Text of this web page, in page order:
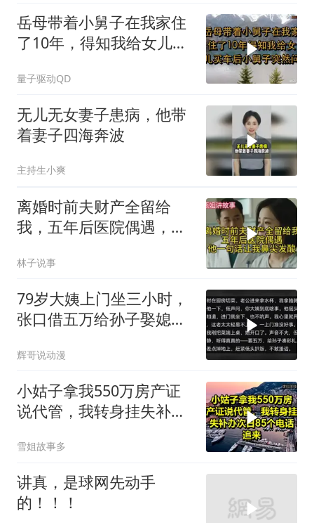
岳母带着小舅子在我家住
了10年，得知我给女儿买
量子驱动QD
无儿无女妻子患病，他带
着妻子四海奔波
主持生小爽
离婚时前夫财产全留给
我，五年后医院偶遇，他
林子说事
79岁大姨上门坐三小时，
张口借五万给孙子娶媳
当场翻脸！
辉哥说动漫
小姑子拿我550万房产证
说代管，我转身挂失补办
雪姐故事多
讲真，是球网先动手
的！！！